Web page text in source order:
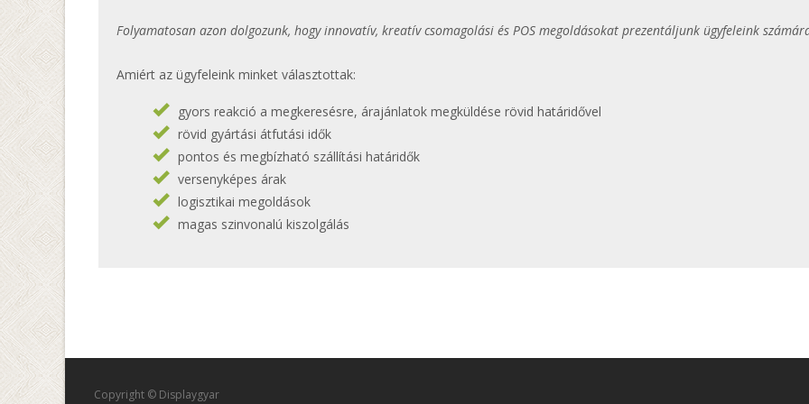
Folyamatosan azon dolgozunk, hogy innovatív, kreatív csomagolási és POS megoldásokat prezentáljunk ügyfeleink
Amiért az ügyfeleink minket választottak:
gyors reakció a megkeresésre, árajánlatok megküldése rövid határidővel
rövid gyártási átfutási idők
pontos és megbízható szállítási határidők
versenyképes árak
logisztikai megoldások
magas szinvonalú kiszolgálás
Copyright © Displaygyar